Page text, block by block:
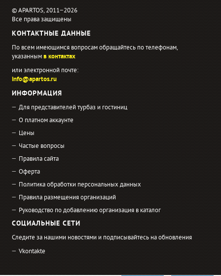
© APARTOS, 2011−2026
Все права защищены
КОНТАКТНЫЕ ДАННЫЕ
По всем имеющимся вопросам обращайтесь по телефонам,
указаннымв контактах
или электронной почте:
info@apartos.ru
ИНФОРМАЦИЯ
Для представителей турбаз и гостиниц
О платном аккаунте
Цены
Частые вопросы
Правила сайта
Оферта
Политика обработки персональных данных
Правила размещения организаций
Руководство по добавлению организация в каталог
СОЦИАЛЬНЫЕ СЕТИ
Следите за нашими новостями и подписывайтесь на обновления
Vkontakte